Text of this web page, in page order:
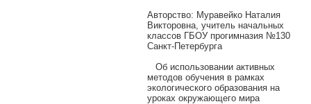
Авторcтво: Муравейко Наталия
Викторовна, учитель начальных
классов ГБОУ прогимназия №130
Санкт-Петербурга
Об использовании активных
методов обучения в рамках
экологического образования на
уроках окружающего мира